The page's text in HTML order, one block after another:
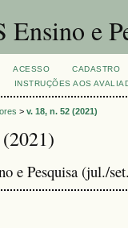
e
ACESSO CADASTRO
INSTRUÇÕES AOS
>v. 18, n. 52 (2021)
e Pesquisa (jul./